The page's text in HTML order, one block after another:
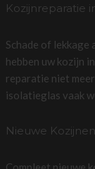
Kozijnreparatie
Schade of lekkage
hebben uw kozijn
reparatie niet
isolatieglas vaak
Nieuwe